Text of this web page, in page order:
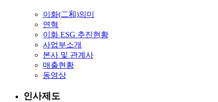
이화(二和)의미
연혁
이화 ESG 추진현황
사업부소개
본사 및 관계사
매출현황
동영상
인사제도